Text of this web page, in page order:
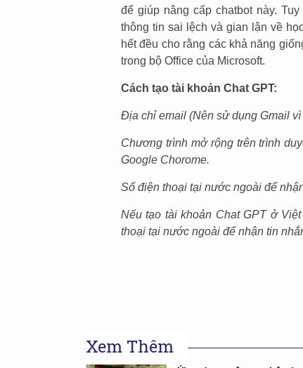
để giúp nâng cấp chatbot này.
thông tin sai lệch và gian lận về
hết đều cho rằng các khả năng
trong bộ Office của Microsoft.
Cách tạo tài khoản Chat GPT:
Địa chỉ email (Nên sử dụng Gmail
Chương trình mở rộng trên trình
Google Chorome.
Số điện thoại tại nước ngoài để
Nếu tạo tài khoản Chat GPT ở
thoại tại nước ngoài để nhận tin
Xem Thêm